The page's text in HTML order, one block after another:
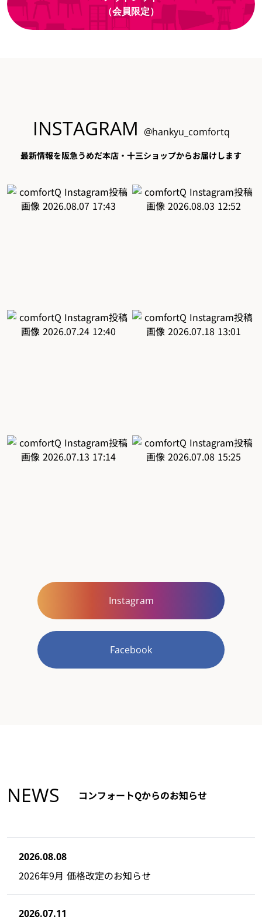
（会員限定）
INSTAGRAM @hankyu_comfortq
最新情報を阪急うめだ本店・十三ショップからお届けします
Instagram
Facebook
NEWS コンフォートQからのお知らせ
2026.08.08
2026年9月 価格改定のお知らせ
2026.07.11